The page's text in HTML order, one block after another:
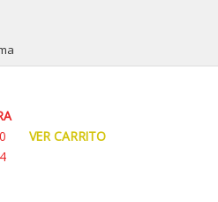
VER CARRITO